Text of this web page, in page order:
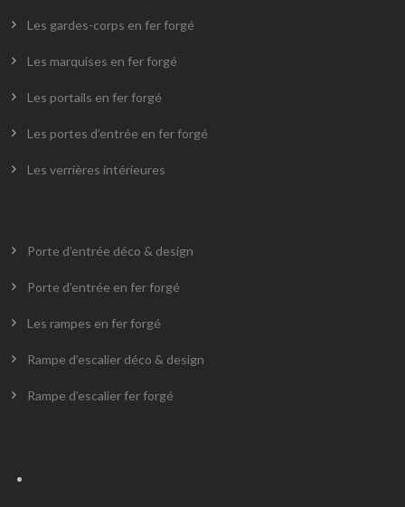
Les gardes-corps en fer forgé
Les marquises en fer forgé
Les portails en fer forgé
Les portes d’entrée en fer forgé
Les verrières intérieures
Porte d’entrée déco & design
Porte d’entrée en fer forgé
Les rampes en fer forgé
Rampe d’escalier déco & design
Rampe d’escalier fer forgé